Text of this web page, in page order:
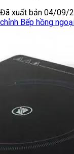
Đã xuất bản 04/09/
chỉnh Bếp hồng